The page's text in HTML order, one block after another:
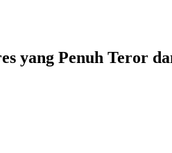
yang Penuh Teror